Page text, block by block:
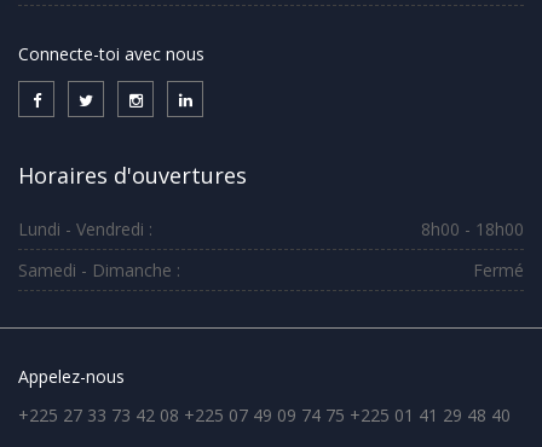
Connecte-toi avec nous
Horaires d'ouvertures
Lundi - Vendredi :
8h00 - 18h00
Samedi - Dimanche :
Fermé
Appelez-nous
+225 27 33 73 42 08 +225 07 49 09 74 75 +225 01 41 29 48 40